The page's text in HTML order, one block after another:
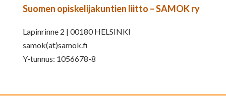
Suomen opiskelijakuntien liitto – SAMOK ry
Lapinrinne 2 | 00180 HELSINKI
samok(at)samok.fi
Y-tunnus: 1056678-8